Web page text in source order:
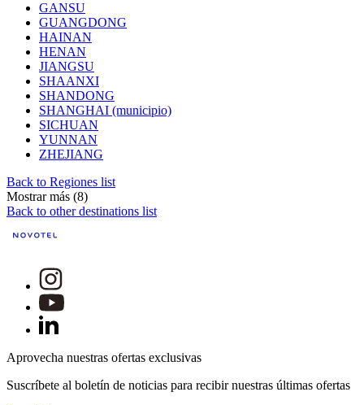
GANSU
GUANGDONG
HAINAN
HENAN
JIANGSU
SHAANXI
SHANDONG
SHANGHAI (municipio)
SICHUAN
YUNNAN
ZHEJIANG
Back to Regiones list
Mostrar más (8)
Back to other destinations list
Aprovecha nuestras ofertas exclusivas
Suscríbete al boletín de noticias para recibir nuestras últimas ofertas